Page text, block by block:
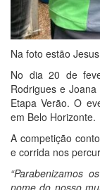
Na foto estão
No dia 20 de
Rodrigues e
Etapa Verão. O
em Belo Horizonte.
A competição
e corrida nos
“Parabenizamos